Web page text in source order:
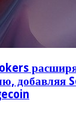
добавляя